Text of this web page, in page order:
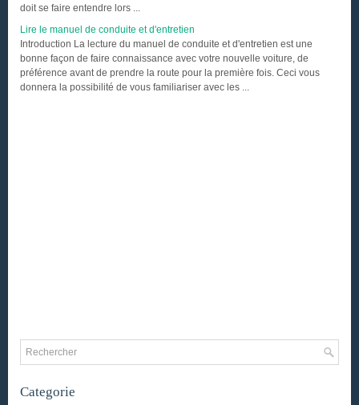
doit se faire entendre lors ...
Lire le manuel de conduite et d'entretien
Introduction La lecture du manuel de conduite et d'entretien est une
bonne façon de faire connaissance avec votre nouvelle voiture, de
préférence avant de prendre la route pour la première fois. Ceci vous
donnera la possibilité de vous familiariser avec les ...
Categorie